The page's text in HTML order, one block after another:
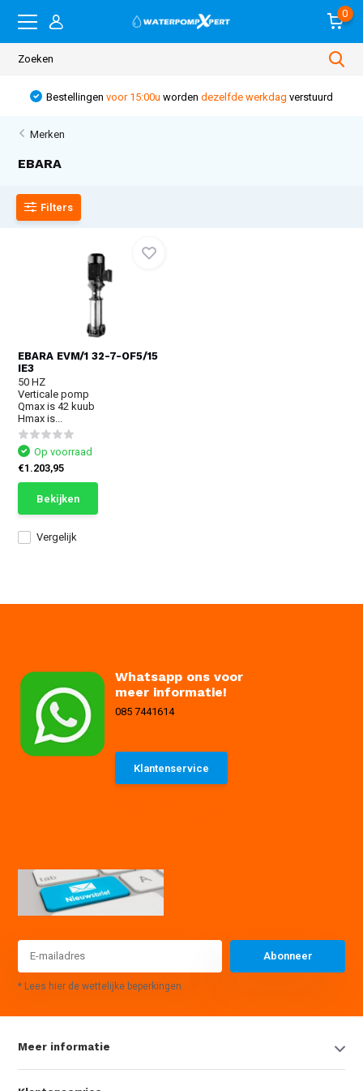
0
Bestellingenvoor 15:00u worden dezelfde werkdag verstuurd
Merken
EBARA
Filters
EBARA EVM/1 32-7-OF5/15
IE3
50 HZ
Verticale pomp
Qmax is 42 kuub
Hmax is...
Vergelijk
Op voorraad
€1.203,95
Bekijken
Whatsapp ons voor
meer informatie!
085 7441614
Klantenservice
Abonneer
* Lees hier de wettelijke beperkingen
Meer informatie